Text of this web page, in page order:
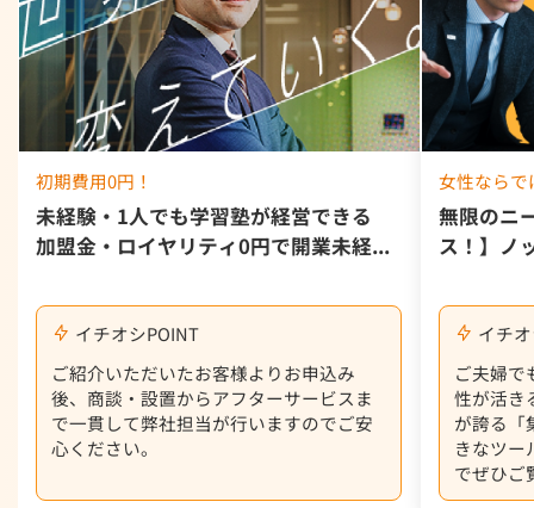
初期費用0円！
未経験・1人でも学習塾が経営できる
加盟金・ロイヤリティ0円で開業未経...
イチオシPOINT
ご紹介いただいたお客様よりお申込み
後、商談・設置からアフターサービスま
で一貫して弊社担当が行いますのでご安
心ください。
女性なら
無限のニ
ス！】ノ
イチ
ご夫婦で
性が活き
が誇る「
きなツー
でぜひご